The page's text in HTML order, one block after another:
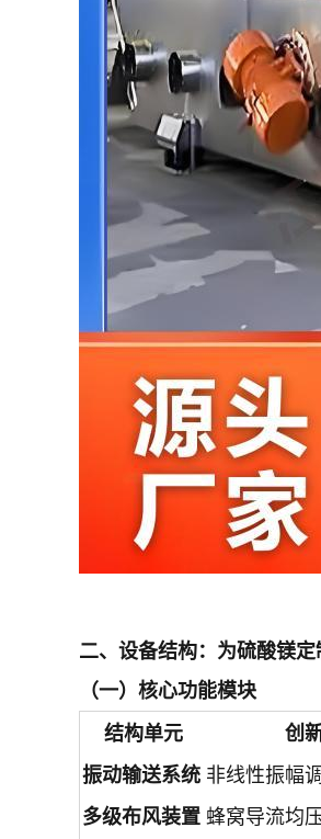
二、设备结构：为硫酸镁
（一）核心功能模块
结构单元
创
振动输送系统 非线性振幅
多级布风装置 蜂窝导流均